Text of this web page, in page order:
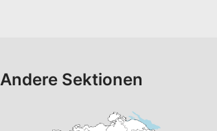
Andere Sektionen